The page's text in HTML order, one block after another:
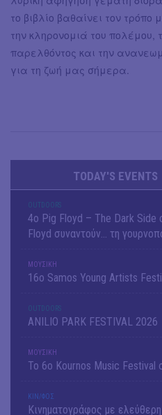
το βιβλίο βαθαίνει τον
την κληρονομιά του πολέμου,
παρελθόντος και την
για τη ζωή μας σήμερα.
TODAY'S EVENTS
OUTDΟORS
4ο Pig Floyd – The Dark Side
Floyd συναντούν… τη
ΜΟΥΣΙΚΗ
16o Samos Young Artists
OUTDΟORS
ANILIO PARK FESTIVAL 2026
ΜΟΥΣΙΚΗ
Το 6ο Kournos Music Festival
ΚΙΝ/ΦΟΣ
Κινηματογράφος με